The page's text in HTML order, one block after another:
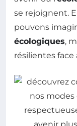
se rejoignent.
pouvons
écologiques,
résilientes